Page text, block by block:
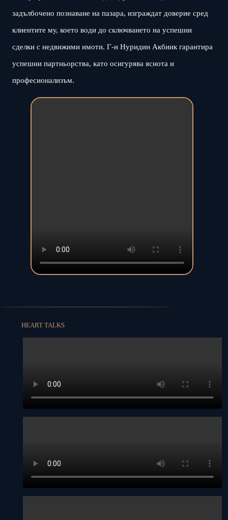
задълбочено познаване на пазара, изграждат доверие сред
клиентите му, което води до сключването на успешни
сделки с недвижими имоти. Г-н Нуридин Акбиик гарантира
успешни партньорства, като осигурява яснота и
професионализъм.
HEART TALKS